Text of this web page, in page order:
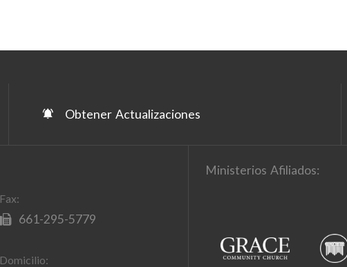
Obtener Actualizaciones
Fax:
661-295-5779
Domicilio:
Ministerios Afiliados: